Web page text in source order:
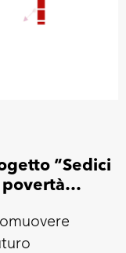
“Sedici
povertà